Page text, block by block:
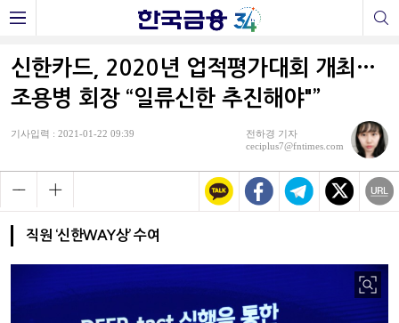
신한카드, 2020년 업적평가대회 개최…
조용병 회장 “일류신한 추진해야"”
기사입력 : 2021-01-22 09:39
전하경 기자
ceciplus7@fntimes.com
직원 ‘신한WAY상’ 수여